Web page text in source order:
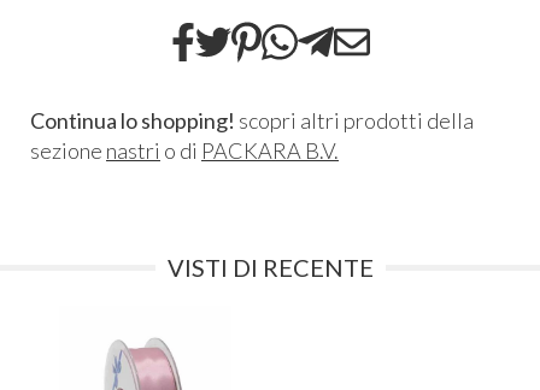
Continua lo shopping! scopri altri prodotti della
sezione nastri o di PACKARA B.V.
VISTI DI RECENTE